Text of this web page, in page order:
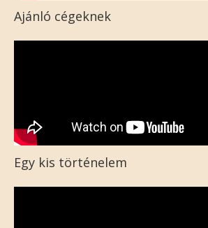
Ajánló cégeknek
Egy kis történelem